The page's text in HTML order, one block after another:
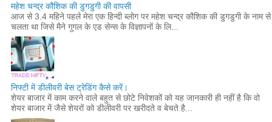
महेश चन्द्र कौशिक की डुगडुगी की वापसी
आज से 3.4 महिने पहले मेरा एक हिन्दी ब्लोग पर महेश चन्द्र कौशिक की डुगडुगी के नाम से
चलता था जिसे मैने गुगल के एड सेन्स के विज्ञापनों के लि...
निफ्टी में डीलीवरी बेस ट्रेडिंग कैसे करें।
शेयर बाजार में काम करने वाले बहुत से छोटे निवेशकों को यह जानकारी ही नहीं है कि वो
शेयर बाजार में जैसे शेयरों को डीलीवरी पर खरीदते व बेचते है...